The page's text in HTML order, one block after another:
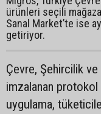
ürünleri seçili
Sanal Market’te ise
getiriyor.
Çevre, Şehircilik ve
imzalanan protokol
uygulama,